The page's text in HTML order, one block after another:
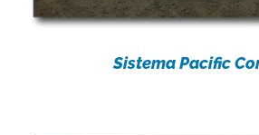
Sistema Pacific